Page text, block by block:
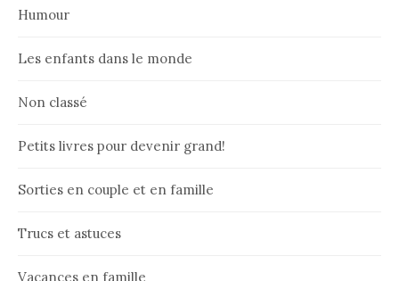
Humour
Les enfants dans le monde
Non classé
Petits livres pour devenir grand!
Sorties en couple et en famille
Trucs et astuces
Vacances en famille